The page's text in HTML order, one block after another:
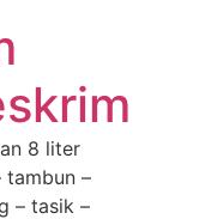
8 liter
tambun –
– tasik –